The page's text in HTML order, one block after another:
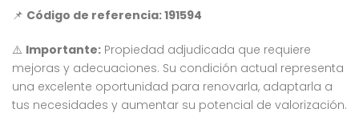
📌 Código de referencia: 191594
⚠️ Importante: Propiedad adjudicada que requiere
mejoras y adecuaciones. Su condición actual representa
una excelente oportunidad para renovarla, adaptarla a
tus necesidades y aumentar su potencial de valorización.
encontró ningún
No se encontró ningún